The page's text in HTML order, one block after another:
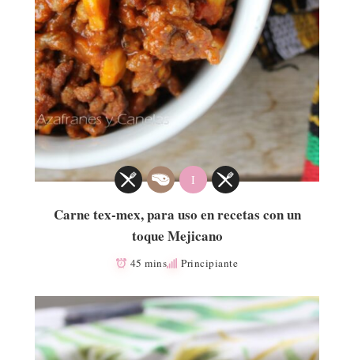
I
Carne tex-mex, para uso en recetas con un
toque Mejicano
45 mins Principiante